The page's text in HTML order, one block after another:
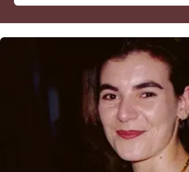
Cronaca
Economia e Lavoro
Politica